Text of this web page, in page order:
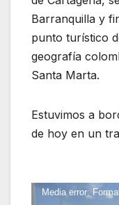
Barranquilla y
punto turístico
geografía
Santa Marta.
Estuvimos a
de hoy en un
Media error: